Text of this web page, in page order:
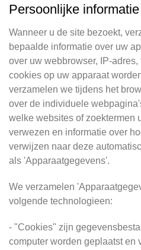
Persoonlijke
Wanneer u de site bezoekt,
bepaalde informatie over uw
over uw webbrowser, IP-
cookies op uw apparaat
verzamelen we tijdens het
over de individuele
welke websites of zoektermen
verwezen en informatie over
verwijzen naar deze
als 'Apparaatgegevens'.
We verzamelen
volgende technologieen:
- "Cookies" zijn
computer worden geplaatst en